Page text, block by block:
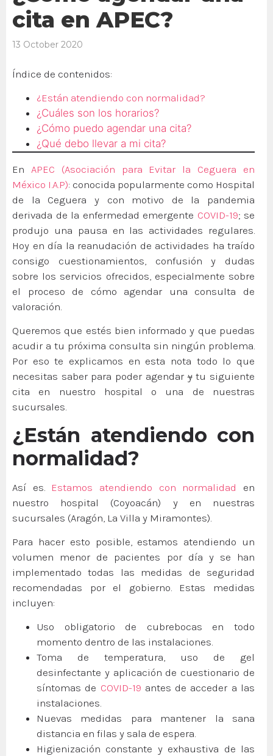
cita en APEC?
13 October 2020
Índice de contenidos:
¿Están atendiendo con normalidad?
¿Cuáles son los horarios?
¿Cómo puedo agendar una cita?
¿Qué debo llevar a mi cita?
En APEC (Asociación para Evitar la Ceguera en
México I.A.P): conocida popularmente como Hospital
de la Ceguera y con motivo de la pandemia
derivada de la enfermedad emergente COVID-19; se
produjo una pausa en las actividades regulares.
Hoy en día la reanudación de actividades ha traído
consigo cuestionamientos, confusión y dudas
sobre los servicios ofrecidos, especialmente sobre
el proceso de cómo agendar una consulta de
valoración.
Queremos que estés bien informado y que puedas
acudir a tu próxima consulta sin ningún problema.
Por eso te explicamos en esta nota todo lo que
necesitas saber para poder agendarytu siguiente
cita en nuestro hospital o una de nuestras
sucursales.
¿Están atendiendo con
normalidad?
Así es. Estamos atendiendo con normalidad en
nuestro hospital (Coyoacán) y en nuestras
sucursales (Aragón, La Villa y Miramontes).
Para hacer esto posible, estamos atendiendo un
volumen menor de pacientes por día y se han
implementado todas las medidas de seguridad
recomendadas por el gobierno. Estas medidas
incluyen:
Uso obligatorio de cubrebocas en todo
momento dentro de las instalaciones.
Toma de temperatura, uso de gel
desinfectante y aplicación de cuestionario de
síntomas de COVID-19 antes de acceder a las
instalaciones.
Nuevas medidas para mantener la sana
distancia en filas y sala de espera.
Higienización constante y exhaustiva de las